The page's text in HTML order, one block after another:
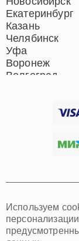
Новосибирск
Екатеринбург
Казань
Челябинск
Уфа
Воронеж
Волгоград
Хабаровск
Самара
Омск
Красноярск
Пермь
Используем